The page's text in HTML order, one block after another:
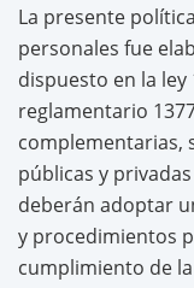
La presente
personales fue
dispuesto en la ley
reglamentario
complementarias,
públicas y
deberán adoptar
y procedimientos
cumplimiento de